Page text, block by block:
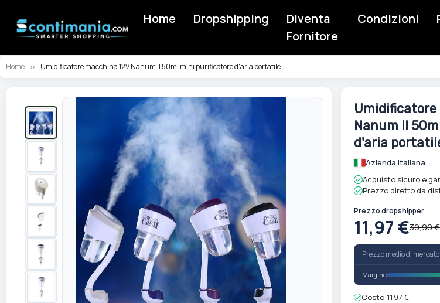
Home Dropshipping
Diventa
Fornitore
Condizioni
Home Umidificatore macchina 12V Nanum II 50ml mini purificatore d'aria portatile
della
galleria
immagini
Vai
immagini
Umidificatore
Nanum II
d'aria
Azienda italiana
Acquisto sicuro e
Prezzo diretto da
Prezzo dropshipper
11,97 €39,90 €
Prezzo medio di
Margine
Costo:11,97 €